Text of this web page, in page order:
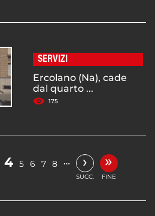
SERVIZI
Ercolano (Na), cade
dal quarto ...
175
4 5 6 7 8 … ›
SUCC.
»
FINE